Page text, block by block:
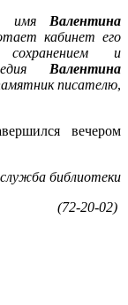
имя Валентина
кабинет его
и
Валентина
писателю,
вечером
библиотеки
(72-20-02)